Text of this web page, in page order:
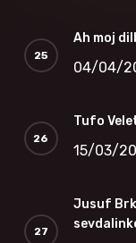
Ah moj
04/04/
Tufo
15/03/
Jusuf